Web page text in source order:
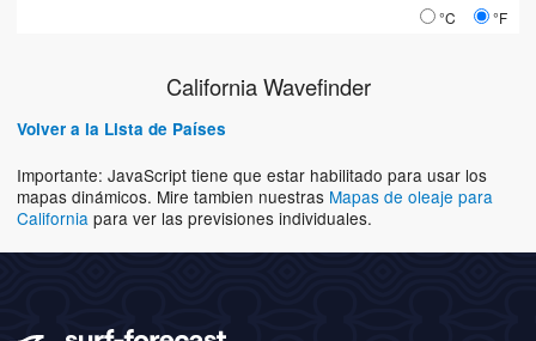
°C °F
California Wavefinder
Volver a la Lista de Países
Importante: JavaScript tiene que estar habilitado para usar los
mapas dinámicos. Mire tambien nuestras Mapas de oleaje para
California para ver las previsiones individuales.